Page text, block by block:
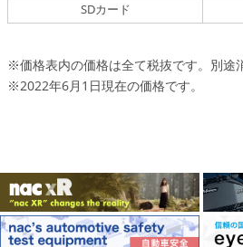
SDカード
※価格表内の価格は全て税抜です。別途
※2022年6月1日現在の価格です。